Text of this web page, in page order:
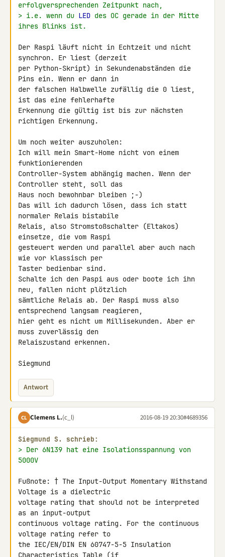
erfolgversprechenden Zeitpunkt nach,
> i.e. wenn du LED des OC gerade in der Mitte
ihres Blinks ist.
Der Raspi läuft nicht in Echtzeit und nicht
synchron. Er liest (derzeit
per Python-Skript) in Sekundenabständen die
Pins ein. Wenn er dann in
der falschen Halbwelle zufällig die 0 liest,
ist das eine fehlerhafte
Erkennung die gültig ist bis zur nächsten
richtigen Erkennung.
Um noch weiter auszuholen:
Ich will mein Smart-Home nicht von einem
funktionierenden
Controller-System abhängig machen. Wenn der
Controller steht, soll das
Haus noch bewohnbar bleiben ;-)
Das will ich dadurch lösen, dass ich statt
normaler Relais bistabile
Relais, also Stromstoßschalter (Eltakos)
einsetze, die vom Raspi
gesteuert werden und parallel aber auch nach
wie vor klassisch per
Taster bedienbar sind.
Schalte ich den Paspi aus oder boote ich ihn
neu, fallen nicht plötzlich
sämtliche Relais ab. Der Raspi muss also
entsprechend langsam reagieren,
hier geht es nicht um Millisekunden. Aber er
muss zuverlässig den
Relaiszustand erkennen.
Siegmund
Antwort
CL Clemens L.(c_l) 2016-08-19 20:30#4689356
Siegmund S. schrieb:
> Der 6N139 hat eine Isolationsspannung von
5000V
Fußnote: † The Input-Output Momentary Withstand
Voltage is a dielectric
voltage rating that should not be interpreted
as an input-output
continuous voltage rating. For the continuous
voltage rating refer to
the IEC/EN/DIN EN 60747-5-5 Insulation
Characteristics Table (if